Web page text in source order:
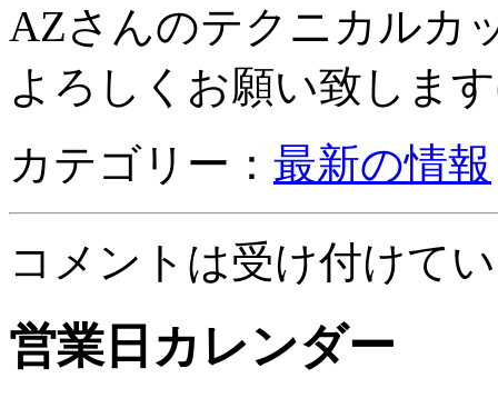
AZさんのテクニカルカ
よろしくお願い致しま
カテゴリー： 最新の情報
コメントは受け付けて
営業日カレンダー